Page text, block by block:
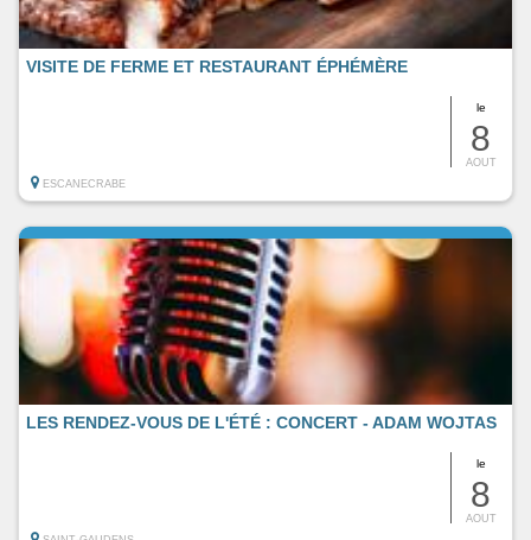
le
8
AOUT
VISITE DE FERME ET RESTAURANT ÉPHÉMÈRE
ESCANECRABE
le
8
AOUT
LES RENDEZ-VOUS DE L'ÉTÉ : CONCERT - ADAM WOJTAS